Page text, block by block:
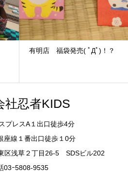
有明店 福袋発売( ﾟДﾟ)！？
社忍者KIDS
プレスA１出口徒歩4分
座線１番出口徒歩１0分
区浅草２丁目26-5 SDSビル202
03ｰ5808-9535